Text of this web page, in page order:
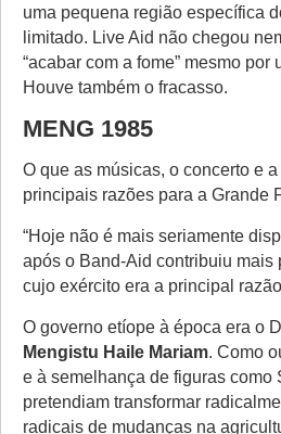
uma pequena região específica
limitado. Live Aid não chegou
“acabar com a fome” mesmo
Houve também o fracasso.
MENG 1985
O que as músicas, o concerto e
principais razões para a Grande
“Hoje não é mais seriamente
após o Band-Aid contribuiu
cujo exército era a principal
O governo etíope à época era o
Mengistu Haile Mariam. Como
e à semelhança de figuras como
pretendiam transformar
radicais de mudanças na